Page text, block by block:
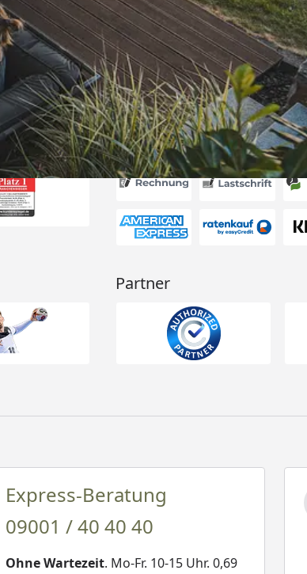
Akzeptierte Zahlungsarten
Partner
Express-Beratung
09001 / 40 40 40
Ohne Wartezeit. Mo-Fr. 10-15 Uhr. 0,69